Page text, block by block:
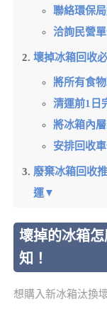
聯絡環保
洽詢民營
壞掉冰箱回收
將所有食
清運前1日
將冰箱內
安排回收
廢棄冰箱回收
運▼
壞掉的冰箱
知！
想購入新冰箱汰換